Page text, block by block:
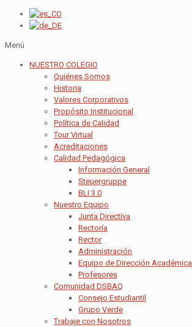
Menú
NUESTRO COLEGIO
Quiénes Somos
Historia
Valores Corporativos
Propósito Institucional
Política de Calidad
Tour Virtual
Acreditaciones
Calidad Pedagógica
Información General
Steuergruppe
BLI 3.0
Nuestro Equipo
Junta Directiva
Rectoría
Rector
Administración
Equipo de Dirección Académica
Profesores
Comunidad DSBAQ
Consejo Estudiantil
Grupo Verde
Trabaje con Nosotros